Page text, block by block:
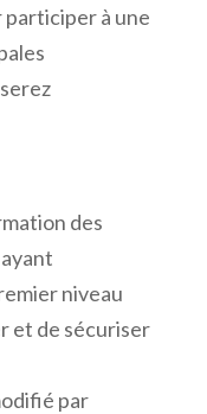
participer à une
des
niveau
et de sécuriser
par